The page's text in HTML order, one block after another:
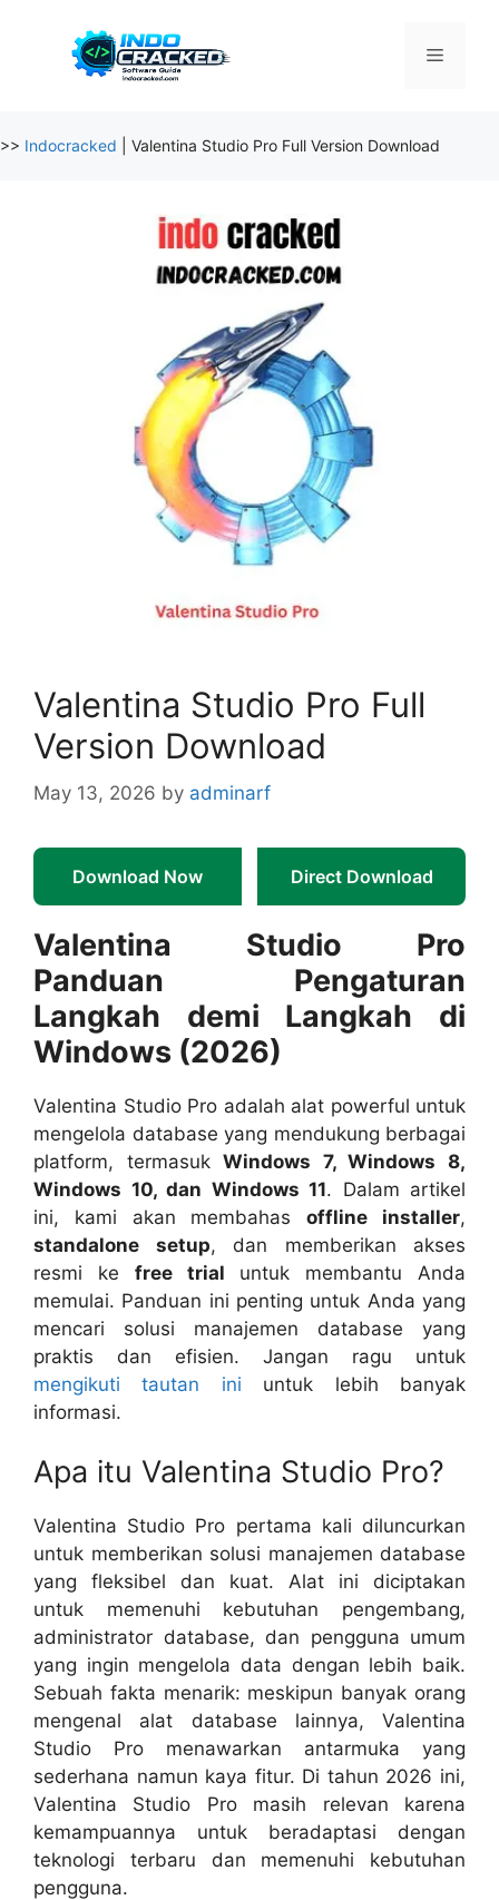
Menu
>> Indocracked Valentina Studio Pro Full Version Download
Valentina Studio Pro Full
Version Download
May 13, 2026 by adminarf
Download Now Direct Download
Valentina Studio Pro
Panduan Pengaturan
Langkah demi Langkah di
Windows (2026)
Valentina Studio Pro adalah alat powerful untuk
mengelola database yang mendukung berbagai
platform, termasukWindows 7, Windows 8,
Windows 10, dan Windows 11. Dalam artikel
ini, kami akan membahasoffline installer,
standalone setup, dan memberikan akses
resmi ke free trial untuk membantu Anda
memulai. Panduan ini penting untuk Anda yang
mencari solusi manajemen database yang
praktis dan efisien. Jangan ragu untuk
mengikuti tautan ini untuk lebih banyak
informasi.
Apa itu Valentina Studio Pro?
Valentina Studio Pro pertama kali diluncurkan
untuk memberikan solusi manajemen database
yang fleksibel dan kuat. Alat ini diciptakan
untuk memenuhi kebutuhan pengembang,
administrator database, dan pengguna umum
yang ingin mengelola data dengan lebih baik.
Sebuah fakta menarik: meskipun banyak orang
mengenal alat database lainnya, Valentina
Studio Pro menawarkan antarmuka yang
sederhana namun kaya fitur. Di tahun 2026 ini,
Valentina Studio Pro masih relevan karena
kemampuannya untuk beradaptasi dengan
teknologi terbaru dan memenuhi kebutuhan
pengguna.